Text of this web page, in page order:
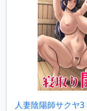
人妻陰陽師サクヤ3